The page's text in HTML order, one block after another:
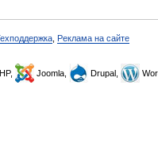
Реклама на сайте
Joomla, Drupal,